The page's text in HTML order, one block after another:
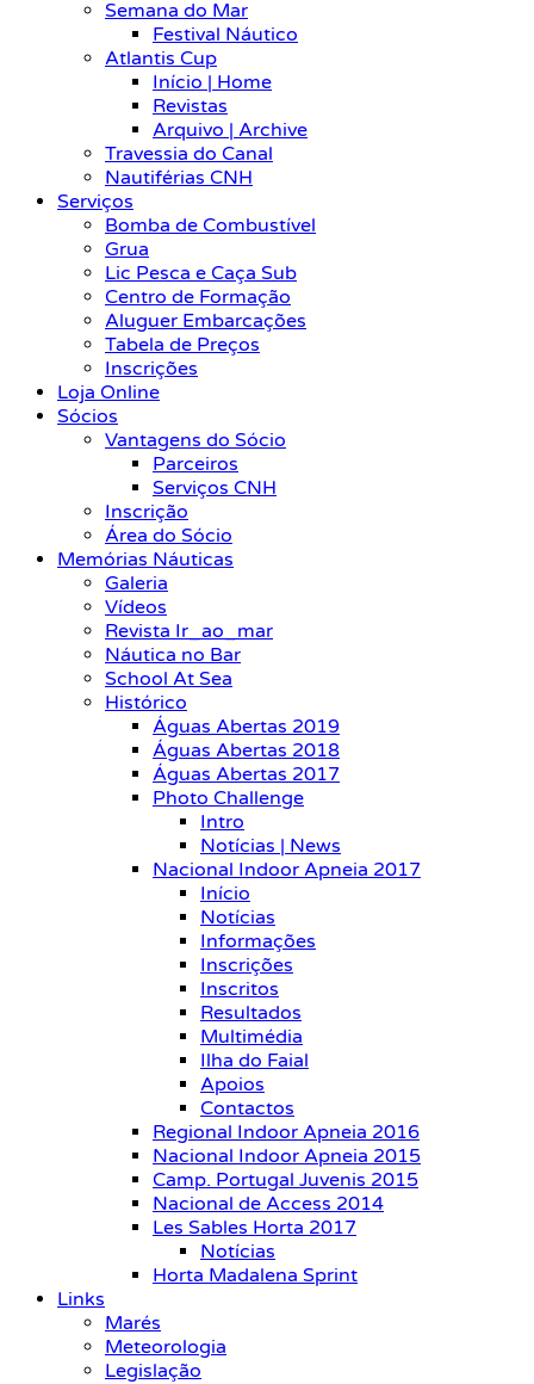
Semana do Mar
Festival Náutico
Atlantis Cup
Início | Home
Revistas
Arquivo | Archive
Travessia do Canal
Nautiférias CNH
Serviços
Bomba de Combustível
Grua
Lic Pesca e Caça Sub
Centro de Formação
Aluguer Embarcações
Tabela de Preços
Inscrições
Loja Online
Sócios
Vantagens do Sócio
Parceiros
Serviços CNH
Inscrição
Área do Sócio
Memórias Náuticas
Galeria
Vídeos
Revista Ir_ao_mar
Náutica no Bar
School At Sea
Histórico
Águas Abertas 2019
Águas Abertas 2018
Águas Abertas 2017
Photo Challenge
Intro
Notícias | News
Nacional Indoor Apneia 2017
Início
Notícias
Informações
Inscrições
Inscritos
Resultados
Multimédia
Ilha do Faial
Apoios
Contactos
Regional Indoor Apneia 2016
Nacional Indoor Apneia 2015
Camp. Portugal Juvenis 2015
Nacional de Access 2014
Les Sables Horta 2017
Notícias
Horta Madalena Sprint
Links
Marés
Meteorologia
Legislação